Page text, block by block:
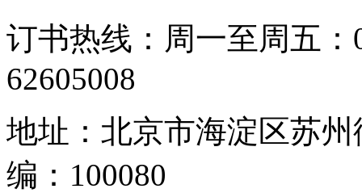
订书热线：周一至周五：
62605008
地址：北京市海淀区苏
编：100080